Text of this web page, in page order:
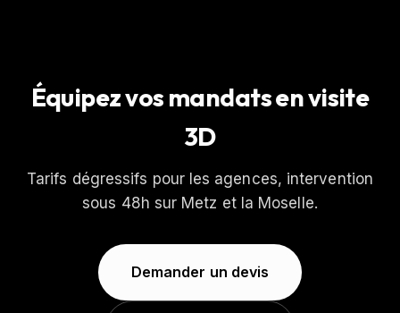
Équipez vos mandats en visite
3D
Tarifs dégressifs pour les agences, intervention
sous 48h sur Metz et la Moselle.
Demander un devis